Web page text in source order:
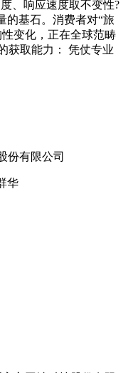
、响应速度取不变性?
的基石。消费者对“旅
变化，正在全球范畴
获取能力： 凭仗专业
华